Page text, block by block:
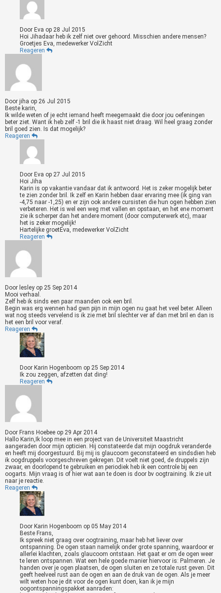
Door Eva op 28 Jul 2015
Hoi Jihadaar heb ik zelf niet over gehoord. Misschien andere mensen?
Groetjes Eva, medewerker VolZicht
Reageren
Door jiha op 26 Jul 2015
Beste karin,
Ik wilde weten of je echt iemand heeft meegemaakt die door jou oefeningen
beter ziet. Want ik heb zelf -1 bril die ik haast niet draag. Wil heel graag zonder
bril goed zien. Is dat mogelijk?
Reageren
Door Eva op 27 Jul 2015
Hoi Jiha
Karin is op vakantie vandaar dat ik antwoord. Het is zeker mogelijk beter
te zien zonder bril. Ik zelf en Karin hebben daar ervaring mee (ik ging van
-4,75 naar -1,25) en er zijn ook andere cursisten die hun ogen hebben zien
verbeteren. Het is wel een weg met vallen en opstaan, en het ene moment
zie ik scherper dan het andere moment (door computerwerk etc), maar
het is zeker mogelijk!
Hartelijke groetEva, medewerker VolZicht
Reageren
Door lesley op 25 Sep 2014
Mooi verhaal.
Zelf heb ik sinds een paar maanden ook een bril.
Begin was erg wennen had gwn pijn in mijn ogen nu gaat het veel beter. Alleen
wat nog steeds vervelend is ik zie met bril slechter ver af dan met bril en dan is
het een bril voor veraf.
Reageren
Door Karin Hogenboom op 25 Sep 2014
Ik zou zeggen, afzetten dat ding!
Reageren
Door Frans Hoebee op 29 Apr 2014
Hallo Karin,Ik loop mee in een project van de Universiteit Maastricht
aangeraden door mijn opticien. Hij constateerde dat mijn oogdruk veranderde
en heeft mij doorgestuurd. Bij mij is glaucoom geconstateerd en sindsdien heb
ik oogdruppels voorgeschreven gekregen. Dit voelt niet goed, de druppels zijn
zwaar, en doorlopend te gebruiken en periodiek heb ik een controle bij een
oogarts. Mijn vraag is of hier wat aan te doen is door bv oogtraining. Ik zie uit
naar je reactie.
Reageren
Door Karin Hogenboom op 05 May 2014
Beste Frans,
Ik spreek niet graag over oogtraining, maar heb het liever over
ontspanning. De ogen staan namelijk onder grote spanning, waardoor er
allerlei klachten, zoals glaucoom ontstaan. Het gaat er om de ogen weer
te leren ontspannen. Wat een hele goede manier hiervoor is: Palmeren. Je
handen over je ogen plaatsen, de ogen sluiten en ze totale rust geven. Dit
geeft heelveel rust aan de ogen en aan de druk van de ogen. Als je meer
wilt weten hoe je dit voor de ogen kunt doen, kan ik je mijn
oogontspanningspakket aanraden: